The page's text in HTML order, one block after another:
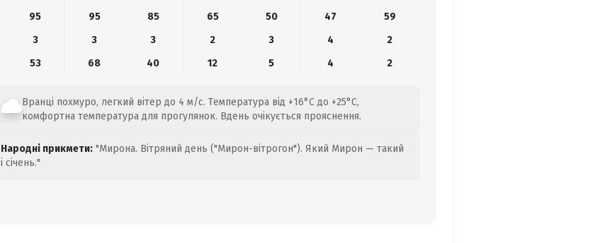
95 95 85 65 50 47
59
3 3 3 2 3 4
2
53 68 40 12 5 4 2
Вранці похмуро, легкий вітер до 4 м/с. Температура від +16°C до +25°C,
комфортна температура для прогулянок. Вдень очікується прояснення.
Народні прикмети: "Мирона. Вітряний день ("Мирон-вітрогон"). Який Мирон — такий
і січень."